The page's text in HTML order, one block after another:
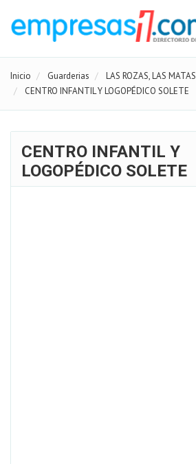
Inicio Guarderias
LAS ROZAS, LAS MATAS
CENTRO INFANTIL Y LOGOPÉDICO SOLETE
CENTRO INFANTIL Y
LOGOPÉDICO SOLETE